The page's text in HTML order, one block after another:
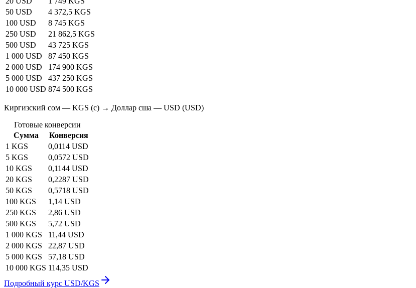
50 USD
4 372,5 KGS
100 USD
8 745 KGS
250 USD
21 862,5 KGS
500 USD
43 725 KGS
1 000 USD
87 450 KGS
2 000 USD
174 900 KGS
5 000 USD
437 250 KGS
10 000 USD 874 500 KGS
Киргизский сом — KGS (с) → Доллар сша — USD (USD)
Готовые конверсии
Сумма
Конверсия
1 KGS
0,0114 USD
5 KGS
0,0572 USD
10 KGS
0,1144 USD
20 KGS
0,2287 USD
50 KGS
0,5718 USD
100 KGS
1,14 USD
250 KGS
2,86 USD
500 KGS
5,72 USD
1 000 KGS
11,44 USD
2 000 KGS
22,87 USD
5 000 KGS
57,18 USD
10 000 KGS 114,35 USD
Подробный курс USD/KGS